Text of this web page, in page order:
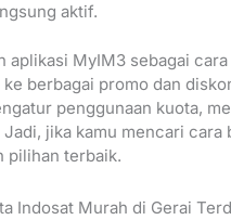
aktif.
aplikasi MyIM3 sebagai
berbagai promo dan
penggunaan kuota,
jika kamu mencari
pilihan terbaik.
Indosat Murah di Gerai